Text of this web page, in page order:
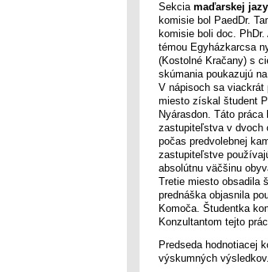
Sekcia maďarskej
komisie bol PaedDr.
komisie boli doc.
témou Egyházkarcsa
(Kostolné Kračany) s
skúmania poukazujú
V nápisoch sa viackrát
miesto získal študent
Nyárasdon. Táto
zastupiteľstva v dvoch
počas predvolebnej
zastupiteľstve
absolútnu väčšinu
Tretie miesto obsadila
prednáška objasnila
Komoča. Študentka
Konzultantom tejto
Predseda hodnotiacej
výskumných výsledkov.